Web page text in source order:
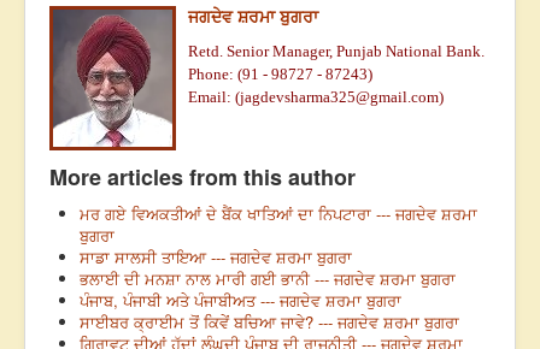
ਜਗਦੇਵ ਸ਼ਰਮਾ ਬੁਗਰਾ
Retd. Senior Manager, Punjab National Bank.
Phone: (91 - 98727 - 87243)
Email: (jagdevsharma325@gmail.com)
More articles from this author
ਮਰ ਗਏ ਵਿਅਕਤੀਆਂ ਦੇ ਬੈਂਕ ਖਾਤਿਆਂ ਦਾ ਨਿਪਟਾਰਾ --- ਜਗਦੇਵ ਸ਼ਰਮਾ
ਬੁਗਰਾ
ਸਾਡਾ ਸਾਲਸੀ ਤਾਇਆ --- ਜਗਦੇਵ ਸ਼ਰਮਾ ਬੁਗਰਾ
ਭਲਾਈ ਦੀ ਮਨਸ਼ਾ ਨਾਲ ਮਾਰੀ ਗਈ ਭਾਨੀ --- ਜਗਦੇਵ ਸ਼ਰਮਾ ਬੁਗਰਾ
ਪੰਜਾਬ, ਪੰਜਾਬੀ ਅਤੇ ਪੰਜਾਬੀਅਤ --- ਜਗਦੇਵ ਸ਼ਰਮਾ ਬੁਗਰਾ
ਸਾਈਬਰ ਕ੍ਰਾਈਮ ਤੋਂ ਕਿਵੇਂ ਬਚਿਆ ਜਾਵੇ? --- ਜਗਦੇਵ ਸ਼ਰਮਾ ਬੁਗਰਾ
ਗਿਰਾਵਟ ਦੀਆਂ ਹੱਦਾਂ ਲੰਘਦੀ ਪੰਜਾਬ ਦੀ ਰਾਜਨੀਤੀ --- ਜਗਦੇਵ ਸ਼ਰਮਾ